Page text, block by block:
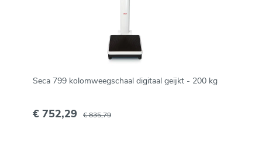
Seca 799 kolomweegschaal digitaal geijkt - 200 kg
€ 752,29 € 835,79